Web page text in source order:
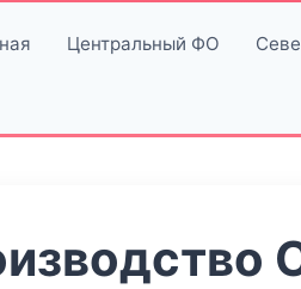
Центральный ФО